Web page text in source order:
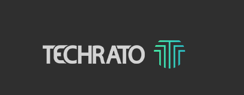
تکراتو – زندگی با تکنولوژی